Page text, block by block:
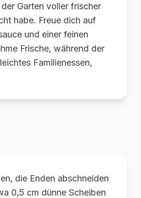
Garten voller frischer
habe. Freue dich auf
und einer feinen
Frische, während der
Familienessen,
die Enden abschneiden
0,5 cm dünne Scheiben